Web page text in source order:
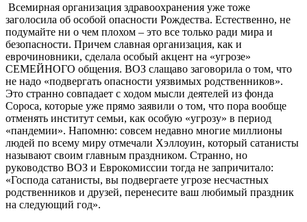
Всемирная организация здравоохранения уже тоже
заголосила об особой опасности Рождества. Естественно, не
подумайте ни о чем плохом – это все только ради мира и
безопасности. Причем славная организация, как и
еврочиновники, сделала особый акцент на «угрозе»
СЕМЕЙНОГО общения. ВОЗ слащаво заговорила о том, что
не надо «подвергать опасности уязвимых родственников».
Это странно совпадает с ходом мысли деятелей из фонда
Сороса, которые уже прямо заявили о том, что пора вообще
отменять институт семьи, как особую «угрозу» в период
«пандемии». Напомню: совсем недавно многие миллионы
людей по всему миру отмечали Хэллоуин, который сатанисты
называют своим главным праздником. Странно, но
руководство ВОЗ и Еврокомиссии тогда не запричитало:
«Господа сатанисты, вы подвергаете угрозе несчастных
родственников и друзей, перенесите ваш любимый праздник
на следующий год».